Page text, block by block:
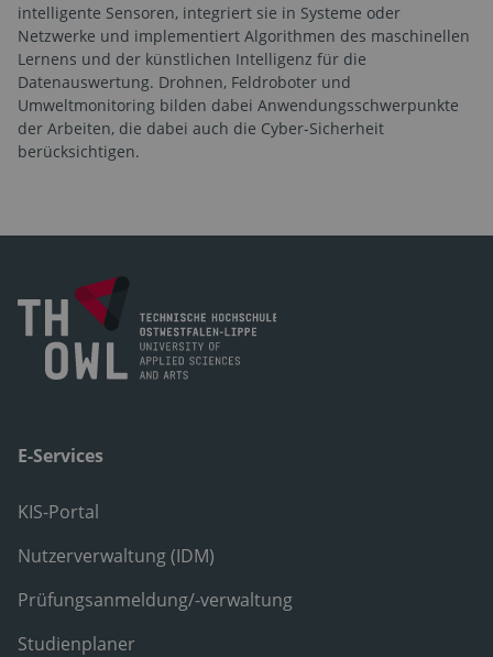
intelligente Sensoren, integriert sie in Systeme oder
Netzwerke und implementiert Algorithmen des maschinellen
Lernens und der künstlichen Intelligenz für die
Datenauswertung. Drohnen, Feldroboter und
Umweltmonitoring bilden dabei Anwendungsschwerpunkte
der Arbeiten, die dabei auch die Cyber-Sicherheit
berücksichtigen.
E-Services
KIS-Portal
Nutzerverwaltung (IDM)
Prüfungsanmeldung/-verwaltung
Studienplaner